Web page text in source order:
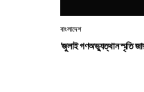
বাংলাদেশ
‘জুলাই গণঅভ্যুত্থান স্মৃতি